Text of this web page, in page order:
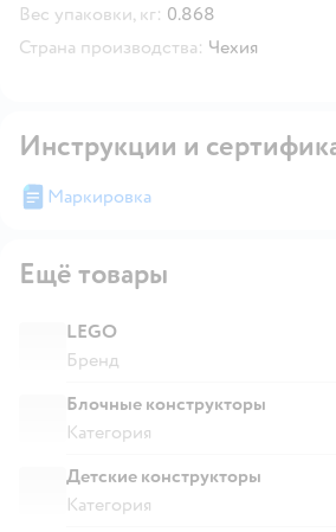
Вес упаковки, кг: 0.868
Страна производства: Чехия
Инструкции и
Маркировка
Ещё товары
LEGO
Бренд
Блочные конструкторы
Категория
Детские конструкторы
Категория